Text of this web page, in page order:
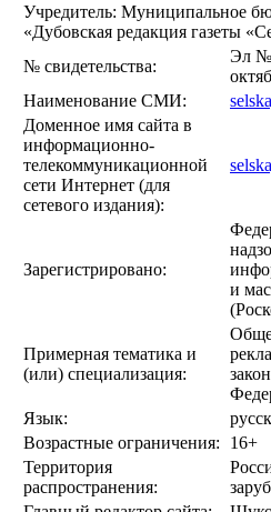
Учредитель: Муниципальное
«Дубовская редакция газеты
№ свидетельства:
Эл №
Наименование СМИ:
Доменное имя сайта в
информационно-
телекоммуникационной
сети Интернет (для
сетевого издания):
Зарегистрировано:
и
Примерная тематика и
(или) специализация:
Язык:
Возрастные ограничения:
16+
Территория
распространения: